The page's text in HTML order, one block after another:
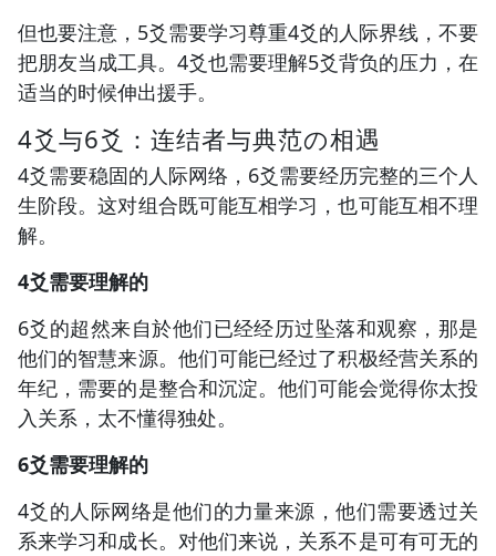
但也要注意，5爻需要学习尊重4爻的人际界线，不要
把朋友当成工具。4爻也需要理解5爻背负的压力，在
适当的时候伸出援手。
4爻与6爻：连结者与典范の相遇
4爻需要稳固的人际网络，6爻需要经历完整的三个人
生阶段。这对组合既可能互相学习，也可能互相不理
解。
4爻需要理解的
6爻的超然来自於他们已经经历过坠落和观察，那是
他们的智慧来源。他们可能已经过了积极经营关系的
年纪，需要的是整合和沉淀。他们可能会觉得你太投
入关系，太不懂得独处。
6爻需要理解的
4爻的人际网络是他们的力量来源，他们需要透过关
系来学习和成长。对他们来说，关系不是可有可无的